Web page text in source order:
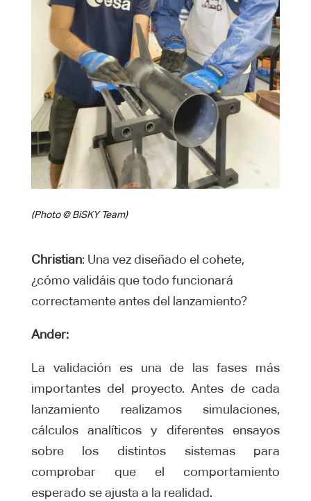
(Photo © BiSKY Team)
Christian: Una vez diseñado el cohete,
¿cómo validáis que todo funcionará
correctamente antes del lanzamiento?
Ander:
La validación es una de las fases más
importantes del proyecto. Antes de cada
lanzamiento realizamos simulaciones,
cálculos analíticos y diferentes ensayos
sobre los distintos sistemas para
comprobar que el comportamiento
esperado se ajusta a la realidad.